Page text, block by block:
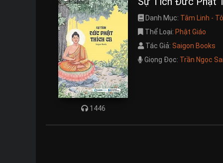
1446
Danh Mục: Tâm Linh -
Thể Loại: Phật Giáo
Tác Giả: Saigon Books
Giọng Đọc: Trần Ngọc